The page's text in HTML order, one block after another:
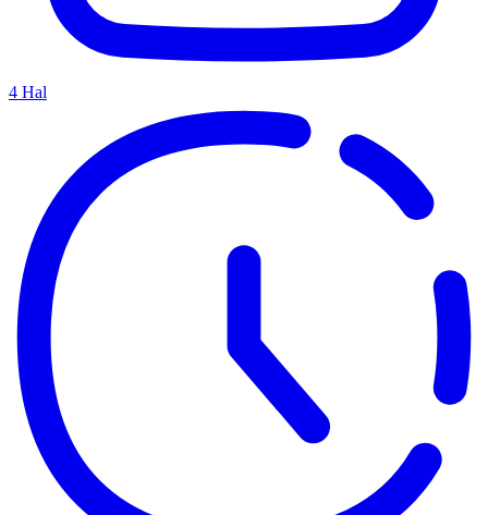
4 Hal